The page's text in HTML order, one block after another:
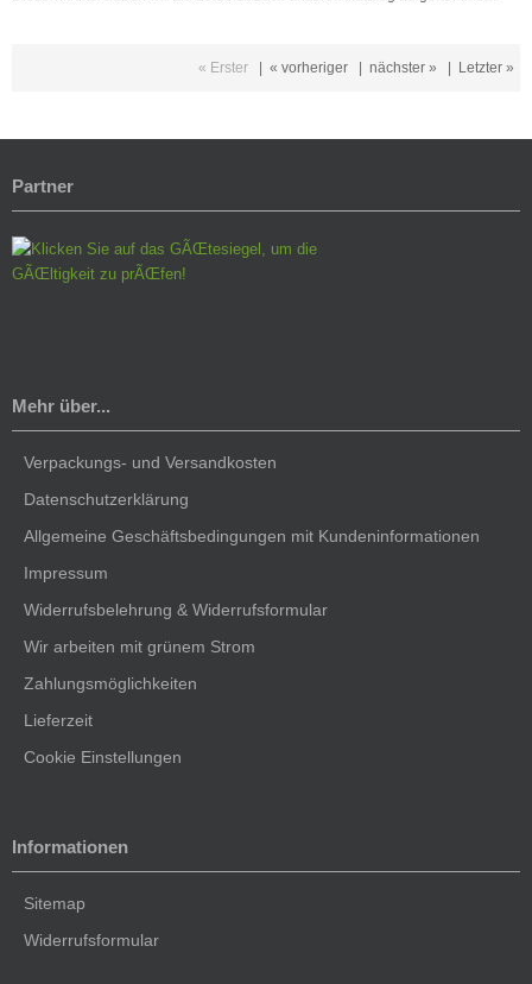
« Erster « vorheriger nächster » Letzter »
Partner
Mehr über...
Verpackungs- und Versandkosten
Datenschutzerklärung
Allgemeine Geschäftsbedingungen mit Kundeninformationen
Impressum
Widerrufsbelehrung & Widerrufsformular
Wir arbeiten mit grünem Strom
Zahlungsmöglichkeiten
Lieferzeit
Cookie Einstellungen
Informationen
Sitemap
Widerrufsformular